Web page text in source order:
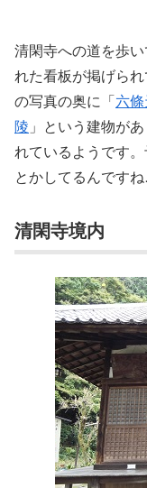
清閑寺への道を歩
れた看板が掲げら
の写真の奥に「六
陵 」という建物が
れているようです
とかしてるんです
清閑寺境内